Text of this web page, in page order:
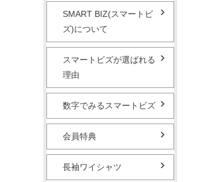
SMART BIZ(スマートビ
ズ)について
スマートビズが選ばれる
理由
数字でみるスマートビズ
会員特典
長袖ワイシャツ